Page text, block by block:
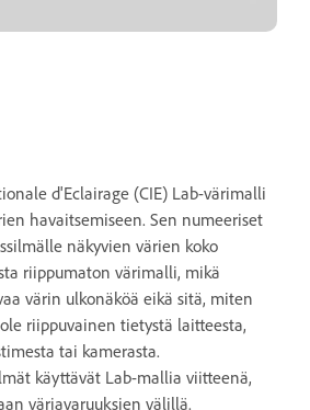
d'Eclairage (CIE) Lab-värimalli
havaitsemiseen. Sen numeeriset
näkyvien värien koko
riippumaton värimalli, mikä
värin ulkonäköä eikä sitä, miten
riippuvainen tietystä laitteesta,
tai kamerasta.
käyttävät Lab-mallia viitteenä,
väriavaruuksien välillä.